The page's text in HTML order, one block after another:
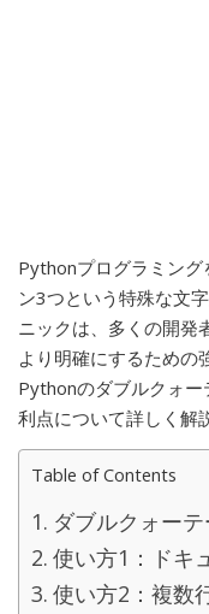
Pythonプログラミング
ン3つという特殊な文
ニックは、多くの開発
より明確にするための
Pythonのダブルクォ
利点について詳しく解
Table of Contents
ダブルクォー
使い方1：ドキ
使い方2：複数